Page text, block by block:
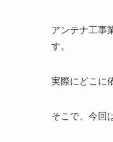
アンテナ工事
す。
実際にどこに
そこで、今回